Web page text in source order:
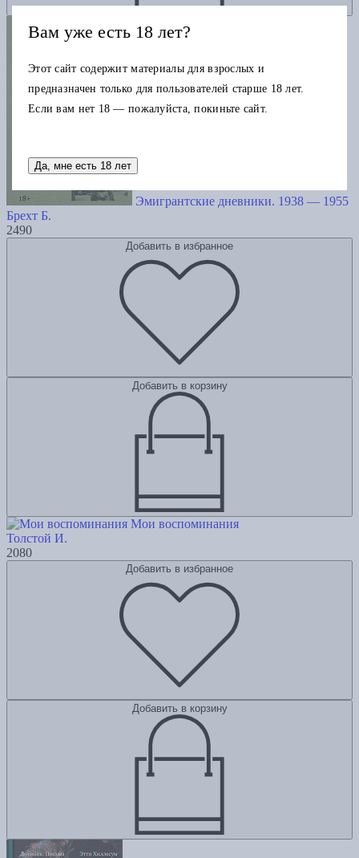
Эмигрантские дневники. 1938 — 1955
Брехт Б.
2490
Добавить в избранное
Добавить в корзину
Мои воспоминания
Толстой И.
2080
Добавить в избранное
Добавить в корзину
Вам уже есть 18 лет?
Этот сайт содержит материалы для взрослых и
предназначен только для пользователей старше 18 лет.
Если вам нет 18 — пожалуйста, покиньте сайт.
Да, мне есть 18 лет